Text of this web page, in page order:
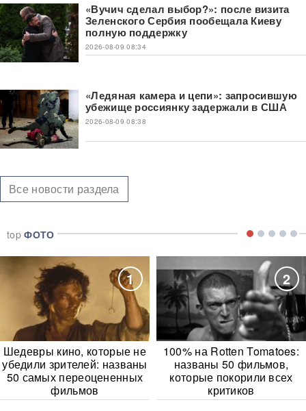
«Вучич сделал выбор?»: после визита
Зеленского Сербия пообещала Киеву
полную поддержку
2026-08-09 08:34
«Ледяная камера и цепи»: запросившую
убежище россиянку задержали в США
2026-08-09 08:38
Все новости раздела
topФОТО
1
Шедевры кино, которые не
убедили зрителей: названы
50 самых переоцененных
фильмов
2
100% на Rotten Tomatoes:
названы 50 фильмов,
которые покорили всех
критиков